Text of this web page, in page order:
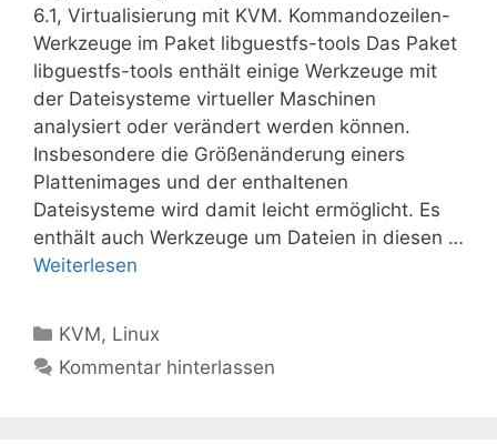
6.1, Virtualisierung mit KVM. Kommandozeilen-
Werkzeuge im Paket libguestfs-tools Das Paket
libguestfs-tools enthält einige Werkzeuge mit
der Dateisysteme virtueller Maschinen
analysiert oder verändert werden können.
Insbesondere die Größenänderung einers
Plattenimages und der enthaltenen
Dateisysteme wird damit leicht ermöglicht. Es
enthält auch Werkzeuge um Dateien in diesen …
Weiterlesen
Kategorien
KVM, Linux
Kommentar hinterlassen